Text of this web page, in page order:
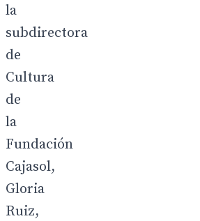
la
subdirectora
de
Cultura
de
la
Fundación
Cajasol,
Gloria
Ruiz,